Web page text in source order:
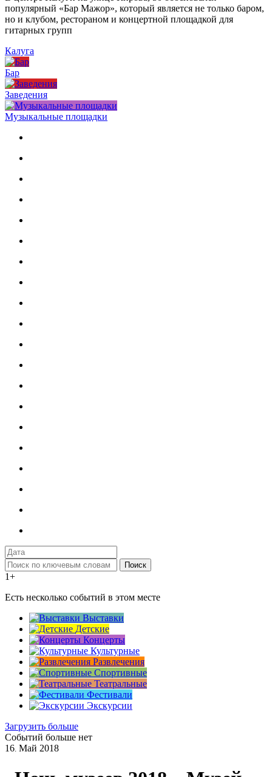
популярный «Бар Мажор», который является не только баром,
но и клубом, рестораном и концертной площадкой для
гитарных групп
Калуга
Бар
Заведения
Музыкальные площадки
Поиск
1+
Есть несколько событий в этом месте
Выставки
Детские
Концерты
Культурные
Развлечения
Спортивные
Театральные
Фестивали
Экскурсии
Загрузить больше
Событий больше нет
16. Май 2018